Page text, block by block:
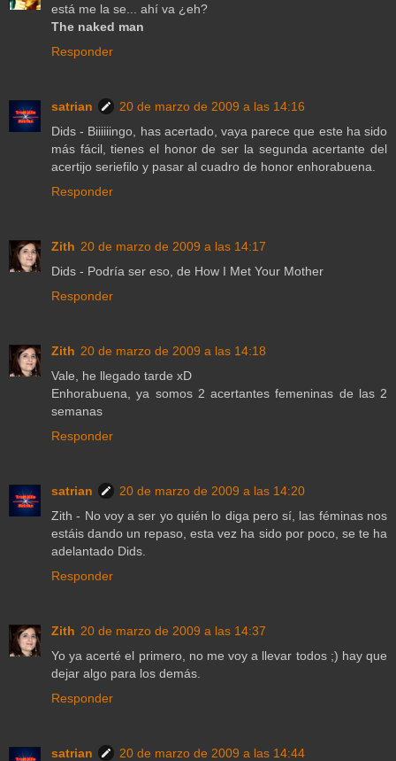
está me la se... ahí va ¿eh?
The naked man
Responder
satrian
20 de marzo de 2009 a las 14:16
Dids - Biiiiiingo, has acertado, vaya parece que este ha sido
más fácil, tienes el honor de ser la segunda acertante del
acertijo seriefilo y pasar al cuadro de honor enhorabuena.
Responder
Zith 20 de marzo de 2009 a las 14:17
Dids - Podría ser eso, de How I Met Your Mother
Responder
Zith 20 de marzo de 2009 a las 14:18
Vale, he llegado tarde xD
Enhorabuena, ya somos 2 acertantes femeninas de las 2
semanas
Responder
satrian
20 de marzo de 2009 a las 14:20
Zith - No voy a ser yo quién lo diga pero sí, las féminas nos
estáis dando un repaso, esta vez ha sido por poco, se te ha
adelantado Dids.
Responder
Zith 20 de marzo de 2009 a las 14:37
Yo ya acerté el primero, no me voy a llevar todos ;) hay que
dejar algo para los demás.
Responder
satrian
20 de marzo de 2009 a las 14:44